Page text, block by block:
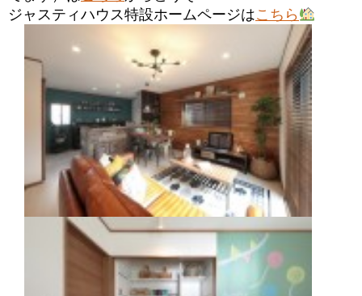
ジャスティハウス特設ホームページはこちら